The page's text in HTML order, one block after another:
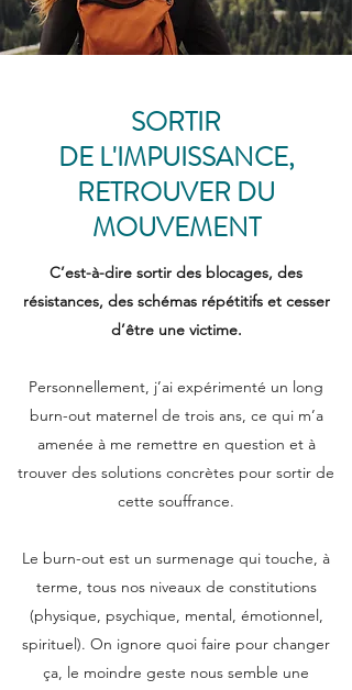
SORTIR
DE L'IMPUISSANCE,
RETROUVER DU
MOUVEMENT
C’est-à-dire sortir des blocages, des
résistances, des schémas répétitifs et cesser
d’être une victime.
Personnellement, j’ai expérimenté un long
burn-out maternel de trois ans, ce qui m’a
amenée à me remettre en question et à
trouver des solutions concrètes pour sortir de
cette souffrance.
Le burn-out est un surmenage qui touche, à
terme, tous nos niveaux de constitutions
(physique, psychique, mental, émotionnel,
spirituel). On ignore quoi faire pour changer
ça, le moindre geste nous semble une